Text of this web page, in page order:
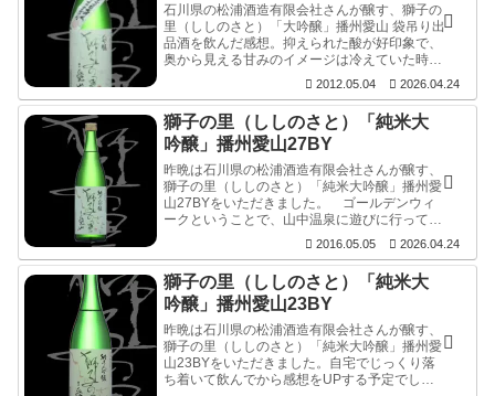
石川県の松浦酒造有限会社さんが醸す、獅子の
里（ししのさと）「大吟醸」播州愛山 袋吊り出
品酒を飲んだ感想。抑えられた酸が好印象で、
奥から見える甘みのイメージは冷えていた時と
2012.05.04 2026.04.24
獅子の里（ししのさと）「純米大
吟醸」播州愛山27BY
昨晩は石川県の松浦酒造有限会社さんが醸す、
獅子の里（ししのさと）「純米大吟醸」播州愛
山27BYをいただきました。 ゴールデンウィ
ークということで、山中温泉に遊びに行ってき
ました。この地を訪れた時には必ず寄らせてい
ただく松浦酒造さん。しかし今...
2016.05.05 2026.04.24
獅子の里（ししのさと）「純米大
吟醸」播州愛山23BY
昨晩は石川県の松浦酒造有限会社さんが醸す、
獅子の里（ししのさと）「純米大吟醸」播州愛
山23BYをいただきました。自宅でじっくり落
ち着いて飲んでから感想をUPする予定でした